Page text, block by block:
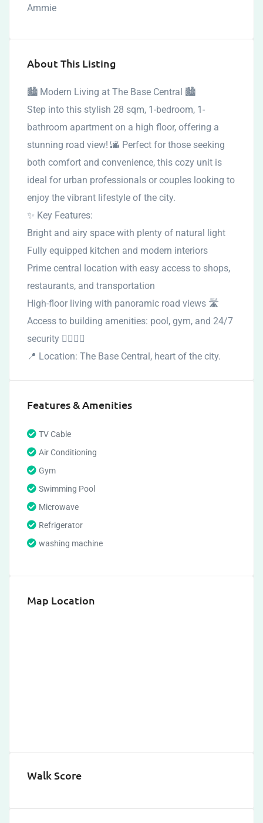
Ammie
About This Listing
🏙 Modern Living at The Base Central 🏙
Step into this stylish 28 sqm, 1-bedroom, 1-
bathroom apartment on a high floor, offering a
stunning road view! 🌆 Perfect for those seeking
both comfort and convenience, this cozy unit is
ideal for urban professionals or couples looking to
enjoy the vibrant lifestyle of the city.
✨ Key Features:
Bright and airy space with plenty of natural light
Fully equipped kitchen and modern interiors
Prime central location with easy access to shops,
restaurants, and transportation
High-floor living with panoramic road views 🛣
Access to building amenities: pool, gym, and 24/7
security 🏋️‍♀️🏊‍♂️
📍 Location: The Base Central, heart of the city.
Features & Amenities
TV Cable
Air Conditioning
Gym
Swimming Pool
Microwave
Refrigerator
washing machine
Map Location
Walk Score